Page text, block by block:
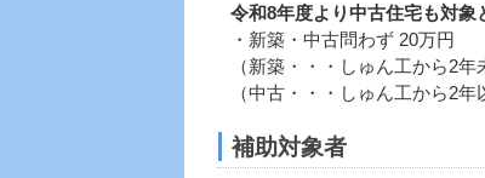
令和8年度より中古住宅も対象
・新築・中古問わず 20万円
（新築・・・しゅん工から2
（中古・・・しゅん工から2
補助対象者